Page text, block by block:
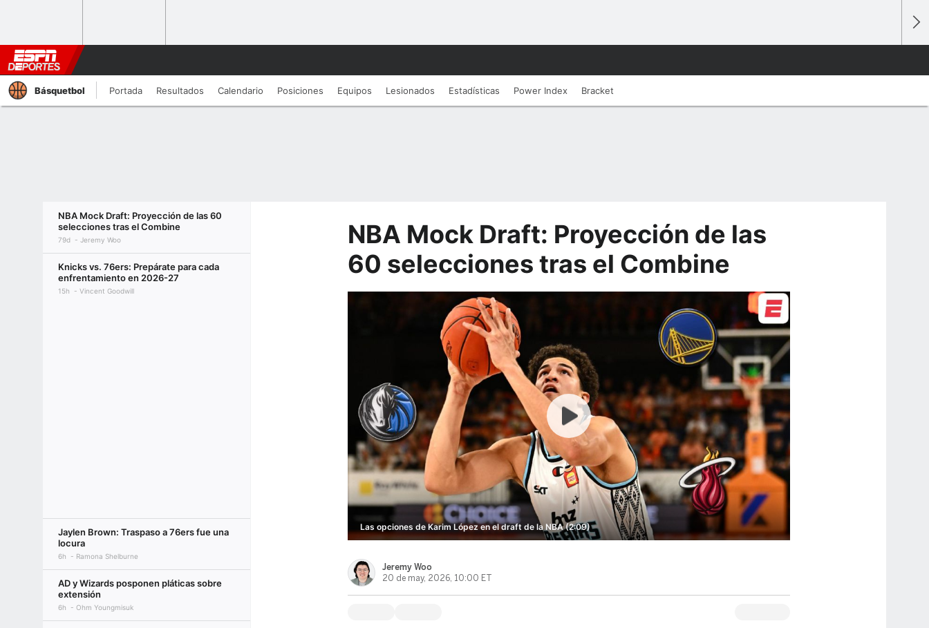
Básquetbol Portada Resultados Calendario Posiciones Equipos Lesionados Estadí­sticas Power Index Bracket
NBA Mock Draft: Proyección de las 60
selecciones tras el Combine
79d Jeremy Woo
Knicks vs. 76ers: Prepárate para cada
enfrentamiento en 2026-27
15h Vincent Goodwill
Jaylen Brown: Traspaso a 76ers fue una
locura
6h Ramona Shelburne
AD y Wizards posponen pláticas sobre
extensión
6h Ohm Youngmisuk
NBA Mock Draft: Proyección de las
60 selecciones tras el Combine
Las opciones de Karim López en el draft de la NBA (2:09)
Jeremy Woo
20 de may, 2026, 10:00 ET